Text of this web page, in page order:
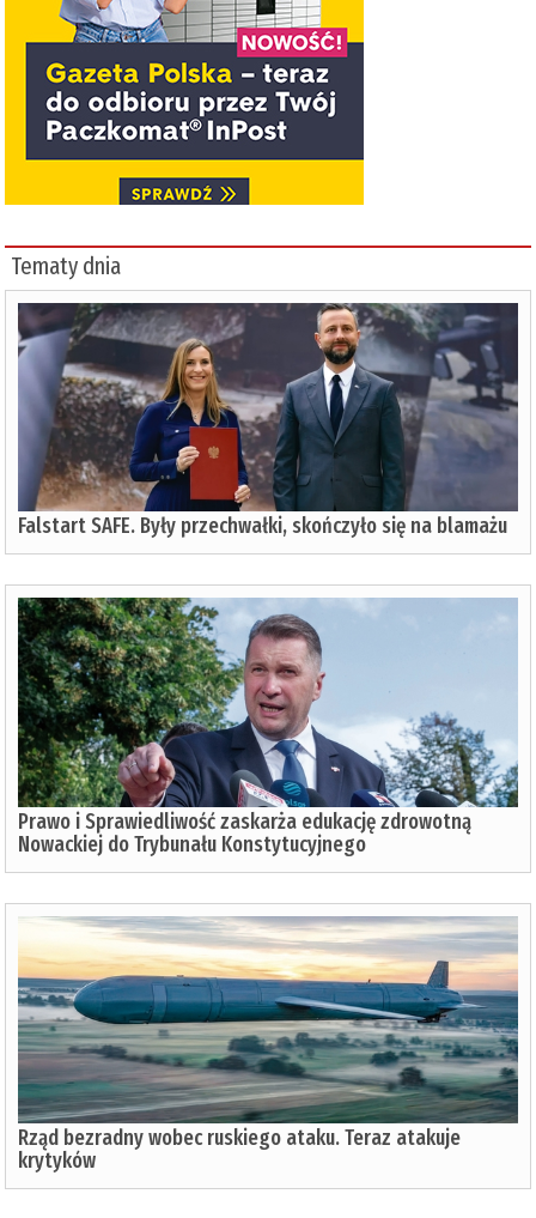
Tematy dnia
Falstart SAFE. Były przechwałki, skończyło się na blamażu
Prawo i Sprawiedliwość zaskarża edukację zdrowotną
Nowackiej do Trybunału Konstytucyjnego
Rząd bezradny wobec ruskiego ataku. Teraz atakuje
krytyków